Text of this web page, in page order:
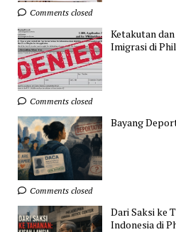
Comments closed
Ketakutan
Imigrasi di
Comments closed
Bayang
Comments closed
Dari Saksi ke
Indonesia di